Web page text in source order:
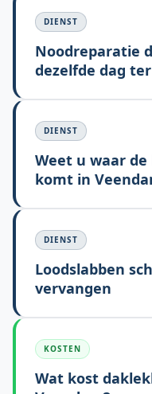
DIENST
Noodreparatie
dezelfde dag
DIENST
Weet u waar
komt in
DIENST
Loodslabben
vervangen
KOSTEN
Wat kost